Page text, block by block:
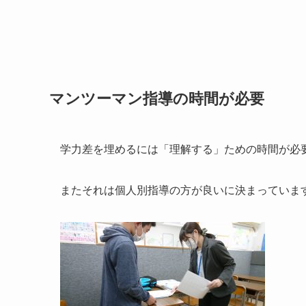
マンツーマン指導の時間が必要
学力差を埋めるには「理解する」ための時間が必
またそれは個人別指導の方が良いに決まっていま